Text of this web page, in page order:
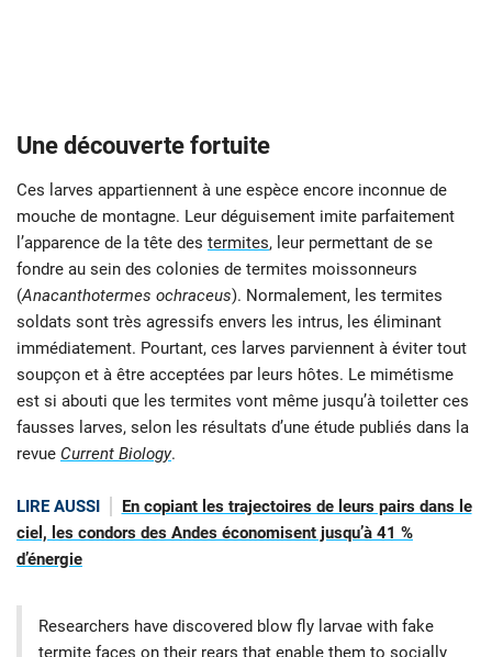
Une découverte fortuite
Ces larves appartiennent à une espèce encore inconnue de
mouche de montagne. Leur déguisement imite parfaitement
l’apparence de la tête des termites, leur permettant de se
fondre au sein des colonies de termites moissonneurs
(Anacanthotermes ochraceus). Normalement, les termites
soldats sont très agressifs envers les intrus, les éliminant
immédiatement. Pourtant, ces larves parviennent à éviter tout
soupçon et à être acceptées par leurs hôtes. Le mimétisme
est si abouti que les termites vont même jusqu’à toiletter ces
fausses larves, selon les résultats d’une étude publiés dans la
revue Current Biology.
LIRE AUSSI
En copiant les trajectoires de leurs pairs dans le
ciel, les condors des Andes économisent jusqu’à 41 %
d’énergie
Researchers have discovered blow fly larvae with fake
termite faces on their rears that enable them to socially